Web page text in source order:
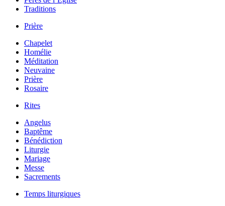
Traditions
Prière
Chapelet
Homélie
Méditation
Neuvaine
Prière
Rosaire
Rites
Angelus
Baptême
Bénédiction
Liturgie
Mariage
Messe
Sacrements
Temps liturgiques